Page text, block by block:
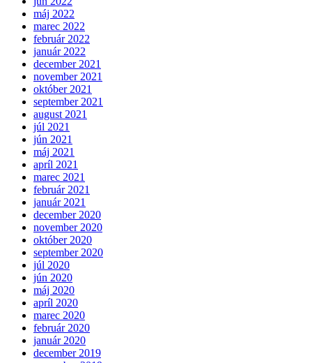
máj 2022
marec 2022
február 2022
január 2022
december 2021
november 2021
október 2021
september 2021
august 2021
júl 2021
jún 2021
máj 2021
apríl 2021
marec 2021
február 2021
január 2021
december 2020
november 2020
október 2020
september 2020
júl 2020
jún 2020
máj 2020
apríl 2020
marec 2020
február 2020
január 2020
december 2019